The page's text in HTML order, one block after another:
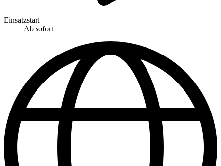
Einsatzstart
Ab sofort